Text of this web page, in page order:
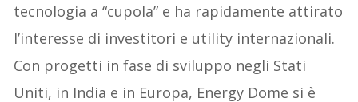
tecnologia a “cupola” e ha rapidamente attirato
l’interesse di investitori e utility internazionali.
Con progetti in fase di sviluppo negli Stati
Uniti, in India e in Europa, Energy Dome si è